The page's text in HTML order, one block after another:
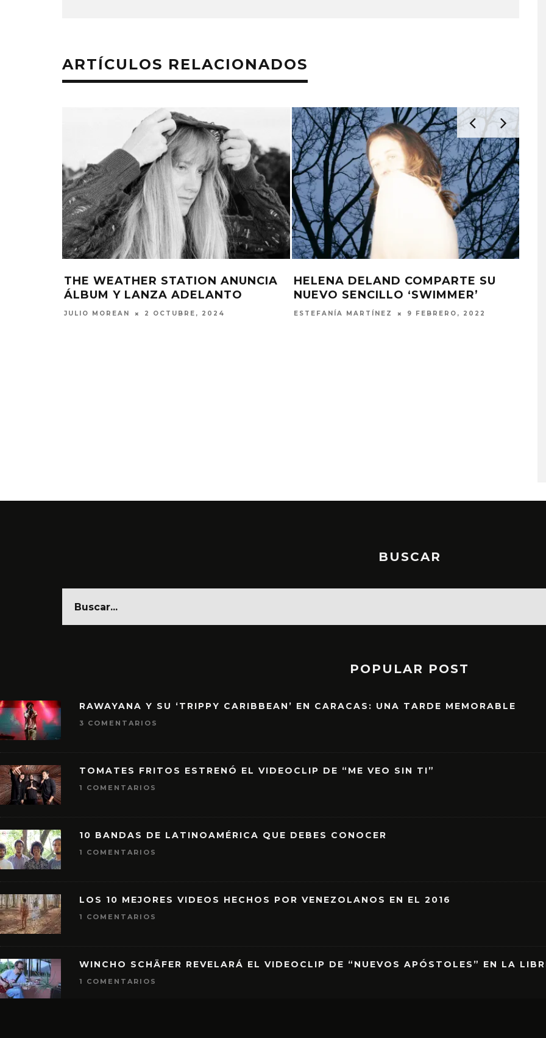
ARTÍCULOS RELACIONADOS
THE WEATHER STATION ANUNCIA
ÁLBUM Y LANZA ADELANTO
JULIO MOREAN 2 OCTUBRE, 2024
HELENA DELAND COMPARTE SU
NUEVO SENCILLO ‘SWIMMER’
ESTEFANÍA MARTÍNEZ 9 FEBRERO, 2022
BUSCAR
POPULAR POST
RAWAYANA Y SU ‘TRIPPY CARIBBEAN’ EN CARACAS: UNA TARDE MEMORABLE
3 COMENTARIOS
TOMATES FRITOS ESTRENÓ EL VIDEOCLIP DE “ME VEO SIN TI”
1 COMENTARIOS
10 BANDAS DE LATINOAMÉRICA QUE DEBES CONOCER
1 COMENTARIOS
LOS 10 MEJORES VIDEOS HECHOS POR VENEZOLANOS EN EL 2016
1 COMENTARIOS
WINCHO SCHÄFER REVELARÁ EL VIDEOCLIP DE “NUEVOS APÓSTOLES” EN LA
1 COMENTARIOS